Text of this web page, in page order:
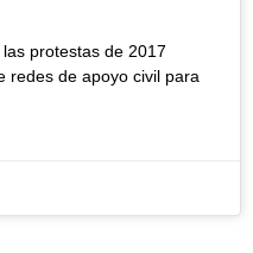
protestas de 2017
redes de apoyo civil para